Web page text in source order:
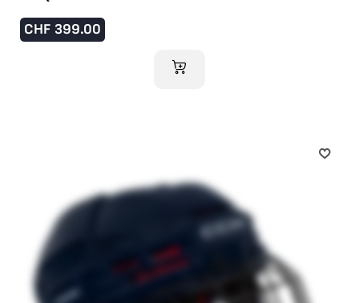
CHF 399.00
AJOUTER AU PANIER